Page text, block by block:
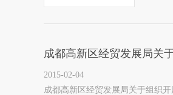
成都高新区经贸发展局关
2015-02-04
成都高新区经贸发展局关于组织